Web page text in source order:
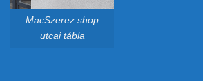
MacSzerez shop
utcai tábla